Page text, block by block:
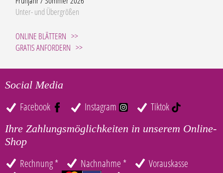
Unter- und Übergrößen
ONLINE BLÄTTERN
GRATIS ANFORDERN
Social Media
Facebook Instagram Tiktok
Ihre Zahlungsmöglichkeiten in unserem Online-
Shop
Rechnung * Nachnahme *
Vorauskasse